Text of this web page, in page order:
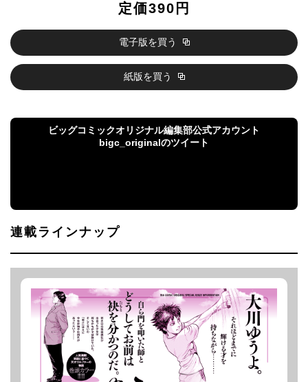
定価390円
電子版を買う
紙版を買う
ビッグコミックオリジナル編集部公式アカウント
bigc_originalのツイート
連載ラインナップ